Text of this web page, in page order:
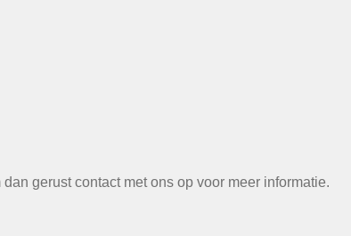
gerust contact met ons op voor meer informatie.